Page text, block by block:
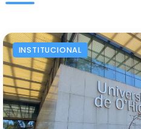
INSTITUCIONAL